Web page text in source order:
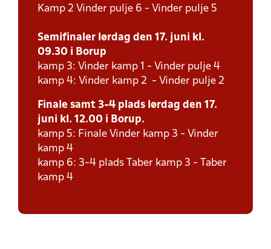
Kamp 2 Vinder pulje 6 - Vinder pulje 5
Semifinaler lørdag den 17. juni kl.
09.30 i Borup
kamp 3: Vinder kamp 1 - Vinder pulje 4
kamp 4: Vinder kamp 2 - Vinder pulje 2
Finale samt 3-4 plads lørdag den 17.
juni kl. 12.00 i Borup.
kamp 5: Finale Vinder kamp 3 - Vinder
kamp 4
kamp 6: 3-4 plads Taber kamp 3 - Taber
kamp 4